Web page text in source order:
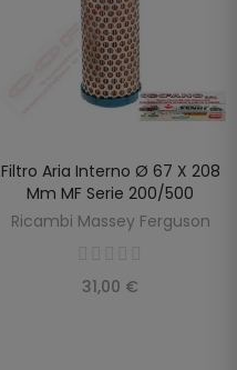
SCOPRIRE
Filtro Aria Interno Ø 67 X 208
Mm MF Serie 200/500
Ricambi Massey Ferguson
31,00 €